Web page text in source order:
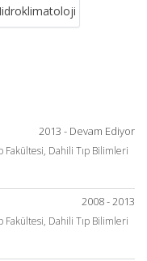
2013 - Devam Ediyor
Fakültesi, Dahili Tıp Bilimleri
2008 - 2013
Fakültesi, Dahili Tıp Bilimleri